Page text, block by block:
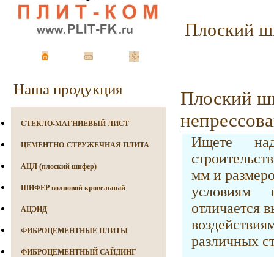
Плоский
Наша продукция
СТЕКЛО-МАГНИЕВЫЙ ЛИСТ
ЦЕМЕНТНО-СТРУЖЕЧНАЯ ПЛИТА
АЦЛ (плоский шифер)
ШИФЕР волновой кровельный
АЦЭИД
ФИБРОЦЕМЕНТНЫЕ ПЛИТЫ
ФИБРОЦЕМЕНТНЫЙ САЙДИНГ
Плоский
Ищете
мм и
условиям
отличается
различных